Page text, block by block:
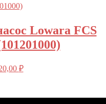
Lowara FCS
₽